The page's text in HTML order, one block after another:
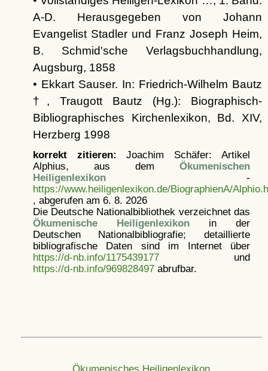
A-D. Herausgegeben von Johann
Evangelist Stadler und Franz Joseph Heim,
B. Schmid'sche Verlagsbuchhandlung,
Augsburg, 1858
• Ekkart Sauser. In: Friedrich-Wilhelm Bautz
†, Traugott Bautz (Hg.): Biographisch-
Bibliographisches Kirchenlexikon, Bd. XIV,
Herzberg 1998
korrekt zitieren: Joachim Schäfer: Artikel
Alphius, aus dem Ökumenischen
Heiligenlexikon-
https://www.heiligenlexikon.de/BiographienA/
, abgerufen am 6. 8. 2026
Die Deutsche Nationalbibliothek verzeichnet das
Ökumenische Heiligenlexikonin der
Deutschen Nationalbibliografie; detaillierte
bibliografische Daten sind im Internet über
https://d-nb.info/1175439177und
https://d-nb.info/969828497abrufbar.
Ökumenisches Heiligenlexikon